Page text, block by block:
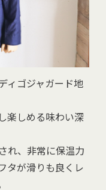
ィゴジャガード地
楽しめる味わい深
れ、非常に保温力
タが滑りも良くレ